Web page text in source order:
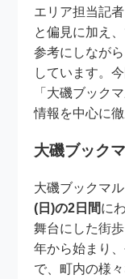
エリア担当記
と偏見に加え
参考にしなが
しています。
「大磯ブック
情報を中心に
大磯ブック
大磯ブックマ
(日)の2日間に
舞台にした街
年から始まり
で、町内の様